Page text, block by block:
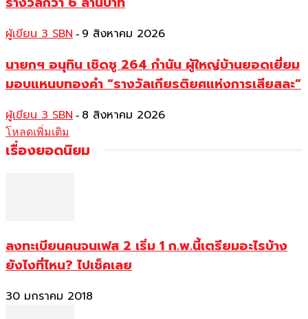
ผู้เขียน 3 SBN - 9 สิงหาคม 2026
นายกฯ อนุทิน เชิดชู 264 กำนัน ผู้ใหญ่บ้านยอดเยี่ยม
มอบแหนบทองคำ “รางวัลเกียรติยศแห่งการเสียสละ”
ผู้เขียน 3 SBN - 8 สิงหาคม 2026
โหลดเพิ่มเติม
เรื่องยอดนิยม
ลงทะเบียนคนจนเฟส 2 เริ่ม 1 ก.พ.นี้เตรียมอะไรบ้าง
ยังไงที่ไหน? ไปเช็คเลย
30 มกราคม 2018